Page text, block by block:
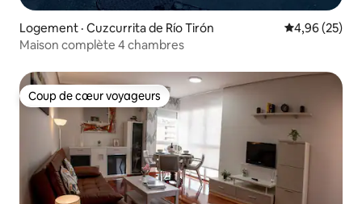
Logement · Cuzcurrita de Río Tirón Note
4,96 (25)
Maison complète 4 chambres
Coup de cœur voyageurs
Coup de cœur voyageurs